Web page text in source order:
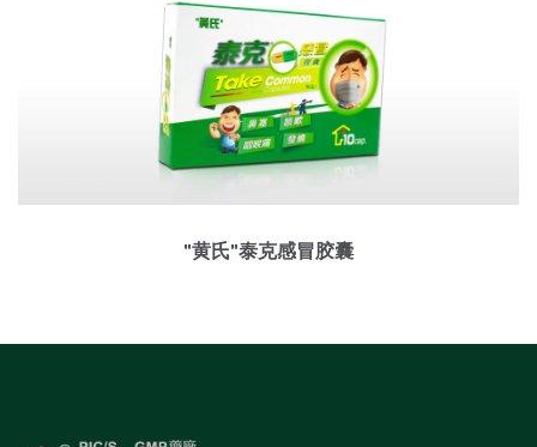
"黄氏"泰克感冒胶囊